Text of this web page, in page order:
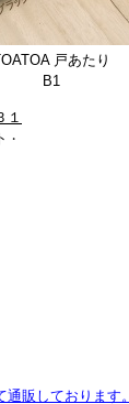
戸あたり
B1
・
販しております。